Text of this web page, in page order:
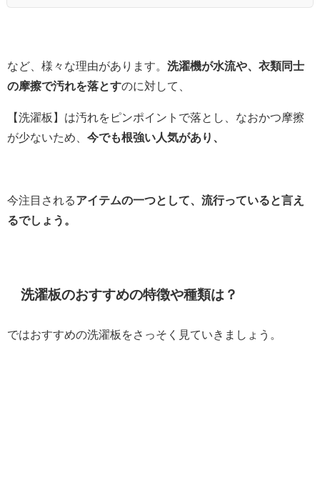
など、様々な理由があります。 洗濯機が水流や、衣類同士
の摩擦で汚れを落とすのに対して、
【洗濯板】は汚れをピンポイントで落とし、なおかつ摩擦
が少ないため、 今でも根強い人気があり、
今注目されるアイテムの一つとして、流行っていると言え
るでしょう。
洗濯板のおすすめの特徴や種類は？
ではおすすめの洗濯板をさっそく見ていきましょう。